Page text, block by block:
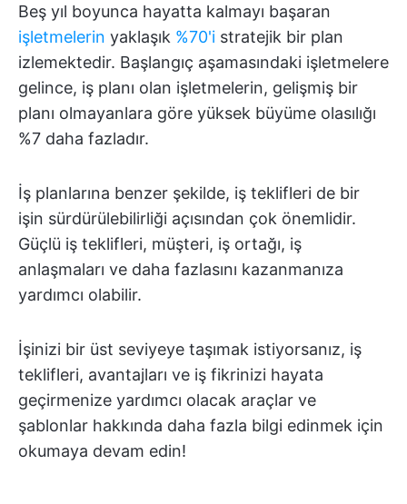
Beş yıl boyunca hayatta kalmayı başaran
işletmelerin yaklaşık %70'i stratejik bir plan
izlemektedir. Başlangıç aşamasındaki işletmelere
gelince, iş planı olan işletmelerin, gelişmiş bir
planı olmayanlara göre yüksek büyüme olasılığı
%7 daha fazladır.
İş planlarına benzer şekilde, iş teklifleri de bir
işin sürdürülebilirliği açısından çok önemlidir.
Güçlü iş teklifleri, müşteri, iş ortağı, iş
anlaşmaları ve daha fazlasını kazanmanıza
yardımcı olabilir.
İşinizi bir üst seviyeye taşımak istiyorsanız, iş
teklifleri, avantajları ve iş fikrinizi hayata
geçirmenize yardımcı olacak araçlar ve
şablonlar hakkında daha fazla bilgi edinmek için
okumaya devam edin!